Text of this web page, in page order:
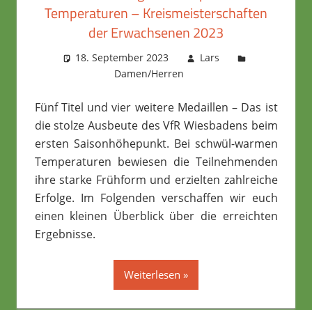
Temperaturen – Kreismeisterschaften
der Erwachsenen 2023
18. September 2023
Lars
Damen/Herren
Fünf Titel und vier weitere Medaillen – Das ist
die stolze Ausbeute des VfR Wiesbadens beim
ersten Saisonhöhepunkt. Bei schwül-warmen
Temperaturen bewiesen die Teilnehmenden
ihre starke Frühform und erzielten zahlreiche
Erfolge. Im Folgenden verschaffen wir euch
einen kleinen Überblick über die erreichten
Ergebnisse.
Weiterlesen